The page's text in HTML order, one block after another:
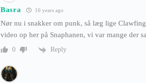
Basra 16 years ago
Nør nu i snakker om punk, så læg lige
video op her på Snaphanen, vi var mange der
0 Reply